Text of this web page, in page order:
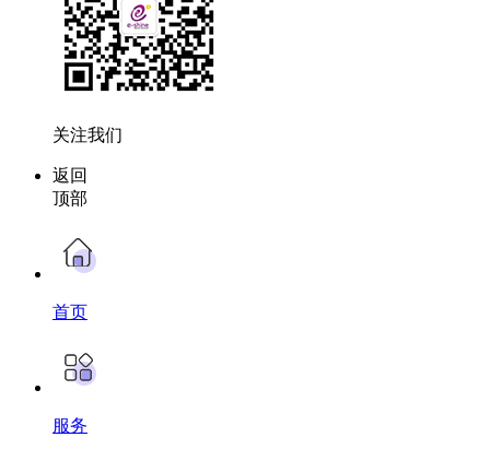
关注我们
返回
顶部
首页
服务